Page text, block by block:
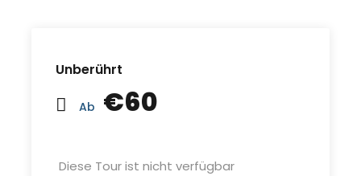
Unberührt
Ab €60
Diese Tour ist nicht verfügbar